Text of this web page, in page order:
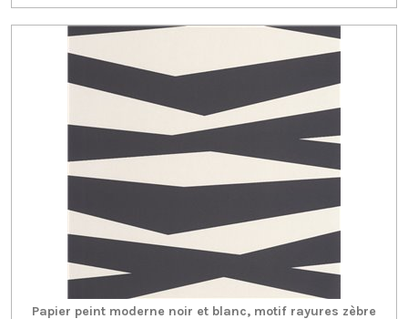
Papier peint moderne noir et blanc, motif rayures zèbre